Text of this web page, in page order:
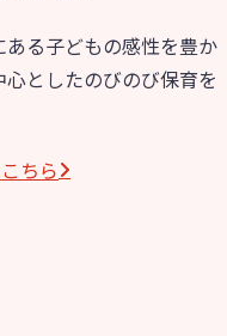
る子どもの感性を豊か
としたのびのび保育を
ちら